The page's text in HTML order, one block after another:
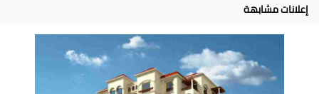
إعلانات مشابهة